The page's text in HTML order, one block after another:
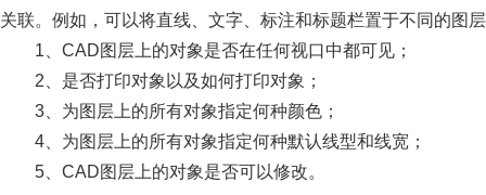
关联。例如，可以将直线、文字、标注和标题栏置于不同的图
1、CAD图层上的对象是否在任何视口中都可见；
2、是否打印对象以及如何打印对象；
3、为图层上的所有对象指定何种颜色；
4、为图层上的所有对象指定何种默认线型和线宽；
5、CAD图层上的对象是否可以修改。